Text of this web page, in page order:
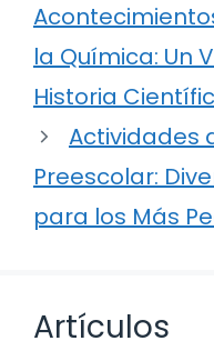
la Química: Un
Historia
Actividades
Preescolar:
para los Más
Artículos